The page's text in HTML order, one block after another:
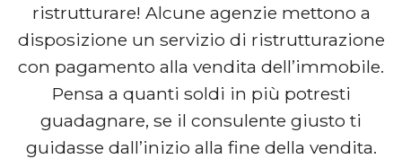
ristrutturare! Alcune agenzie mettono a
disposizione un servizio di ristrutturazione
con pagamento alla vendita dell’immobile.
Pensa a quanti soldi in più potresti
guadagnare, se il consulente giusto ti
guidasse dall’inizio alla fine della vendita.